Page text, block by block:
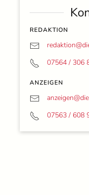
REDAKTION
redaktion@
07564 / 306
ANZEIGEN
anzeigen@
07563 / 608